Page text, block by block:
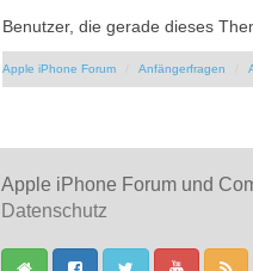
Benutzer, die gerade dieses
Apple iPhone Forum Anfängerfragen
Apple iPhone Forum und
Datenschutz